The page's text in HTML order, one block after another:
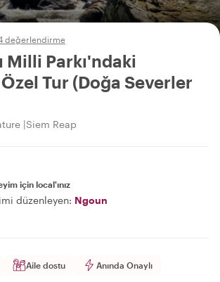
değerlendirme
Milli Parkı'ndaki
Tur (Doğa Severler
Siem Reap
için local'ınız
düzenleyen: Ngoun
Aile dostu Anında Onaylı